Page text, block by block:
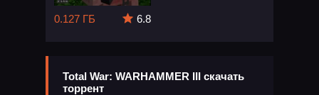
0.127 ГБ
6.8
Total War: WARHAMMER III скачать
торрент